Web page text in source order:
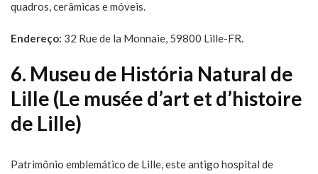
quadros, cerâmicas e móveis.
Endereço: 32 Rue de la Monnaie, 59800 Lille-FR.
6. Museu de História Natural de
Lille (Le musée d’art et d’histoire
de Lille)
Patrimônio emblemático de Lille, este antigo hospital de